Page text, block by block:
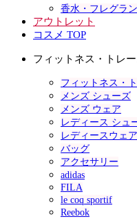
香水・フレグラ
アウトレット
コスメ TOP
フィットネス・トレ
フィットネス・
メンズ シューズ
メンズ ウェア
レディース シュ
レディースウェア
バッグ
アクセサリー
adidas
FILA
le coq sportif
Reebok